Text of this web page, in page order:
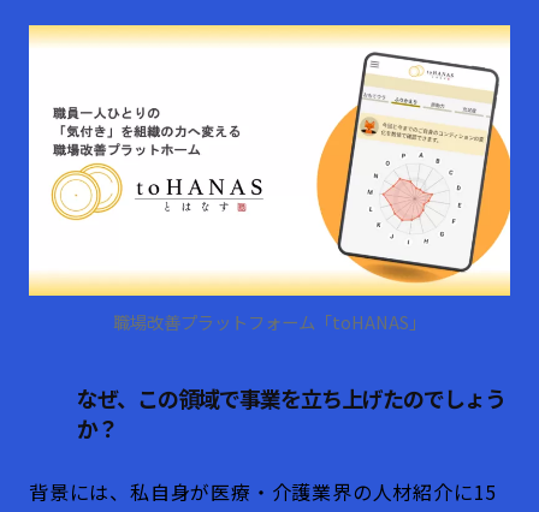
職場改善プラットフォーム「toHANAS」
なぜ、この領域で事業を立ち上げたのでしょう
か？
背景には、私自身が医療・介護業界の人材紹介に15